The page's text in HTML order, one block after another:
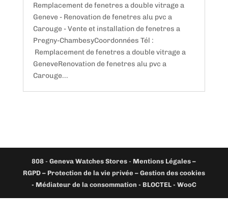
Remplacement de fenetres a double vitrage a
Geneve - Renovation de fenetres alu pvc a
Carouge - Vente et installation de fenetres a
Pregny-ChambesyCoordonnées Tél :
Remplacement de fenetres a double vitrage a
GeneveRenovation de fenetres alu pvc a
Carouge...
808 -Geneva Watches Stores - Mentions Légales –
RGPD – Protection de la vie privée – Gestion des cookies
- Médiateur de la consommation - BLOCTEL - WooC